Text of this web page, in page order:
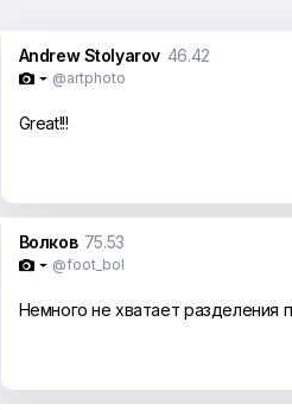
Andrew Stolyarov 46.42
 @artphoto
Great!!!
Волков 75.53
 @foot_bol
Немного не хватает разделения